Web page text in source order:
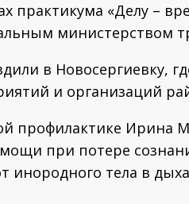
практикума «Делу –
министерством
в Новосергиевку,
и организаций
профилактике Ирина
при потере
инородного тела в